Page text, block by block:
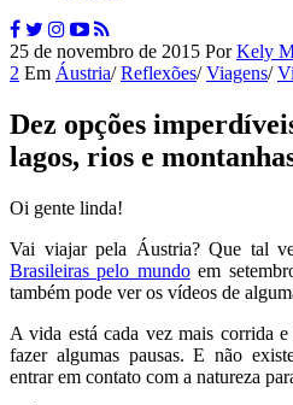
25 de novembro de 2015 Por Kely
2 Em Áustria/ Reflexões/ Viagens/
Dez opções
lagos, rios e
Oi gente linda!
Vai viajar pela Áustria? Que tal
Brasileiras pelo mundoem
também pode ver os vídeos de
A vida está cada vez mais corrida e
fazer algumas pausas. E não
entrar em contato com a natureza